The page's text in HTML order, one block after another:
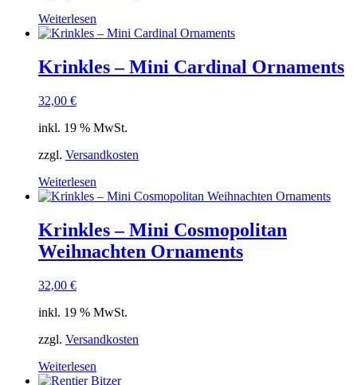
Weiterlesen
Krinkles – Mini Cardinal Ornaments
32,00 €
inkl. 19 % MwSt.
zzgl. Versandkosten
Weiterlesen
Krinkles – Mini Cosmopolitan
Weihnachten Ornaments
32,00 €
inkl. 19 % MwSt.
zzgl. Versandkosten
Weiterlesen